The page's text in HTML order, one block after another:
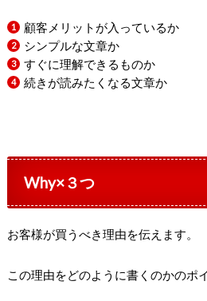
顧客メリットが入っているか
シンプルな文章か
すぐに理解できるものか
続きが読みたくなる文章か
Why×３つ
お客様が買うべき理由を伝えます。
この理由をどのように書くのかのポ